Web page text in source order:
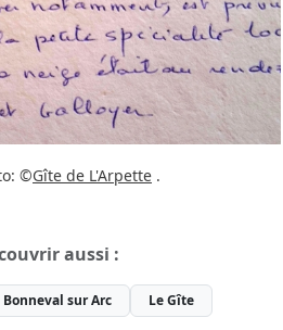
©Gîte de L'Arpette .
aussi :
Bonneval sur Arc Le Gîte